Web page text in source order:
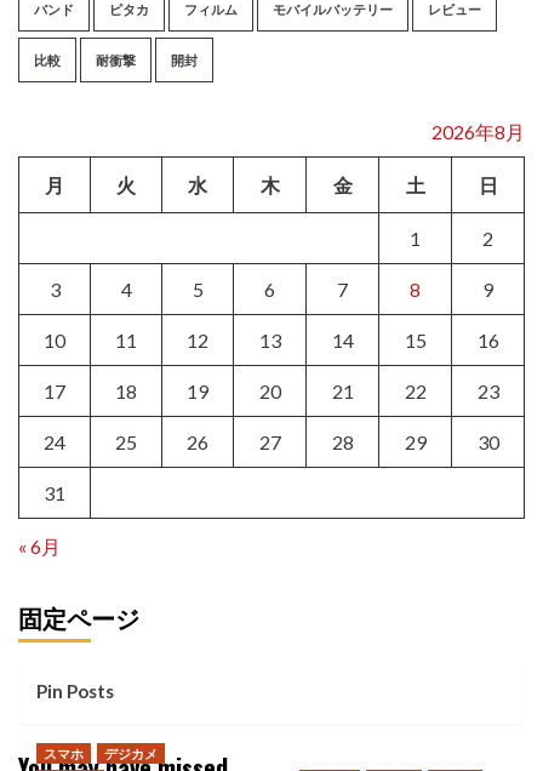
バンド ピタカ フィルム モバイルバッテリー レビュー
比較 耐衝撃 開封
2026年8月
月 火 水 木 金 土 日
1 2
3 4 5 6 7 8 9
10 11 12 13 14 15 16
17 18 19 20 21 22 23
24 25 26 27 28 29 30
31
« 6月
固定ページ
Pin Posts
スマホ
デジカメ